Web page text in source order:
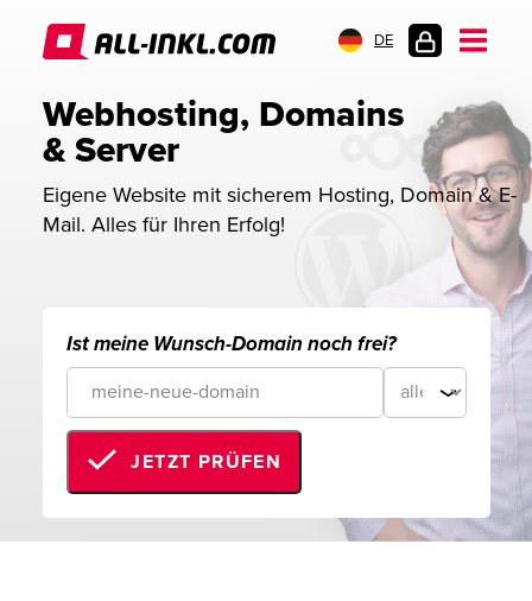
DE
Webhosting, Domains
& Server
Eigene Website mit sicherem Hosting, Domain & E-
Mail. Alles für Ihren Erfolg!
Ist meine Wunsch-Domain noch frei?
JETZT PRÜFEN